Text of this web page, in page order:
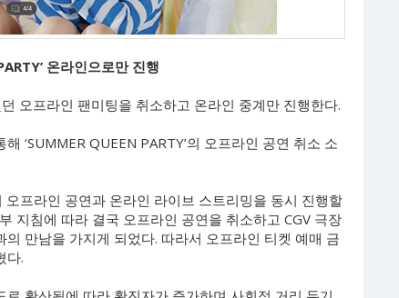
온라인으로만 진행
오프라인 팬미팅을 취소하고 온라인 중계만 진행한다.
‘SUMMER QUEEN PARTY’의 오프라인 공연 취소 소
프라인 공연과 온라인 라이브 스트리밍을 동시 진행할
지침에 따라 결국 오프라인 공연을 취소하고 CGV 극장
만남을 가지게 되었다. 따라서 오프라인 티켓 예매 금
다.